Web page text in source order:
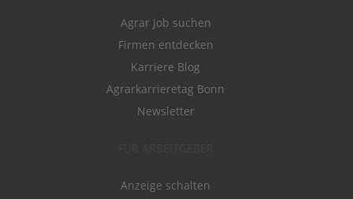
Agrar Job suchen
Firmen entdecken
Karriere Blog
Agrarkarrieretag Bonn
Newsletter
Anzeige schalten